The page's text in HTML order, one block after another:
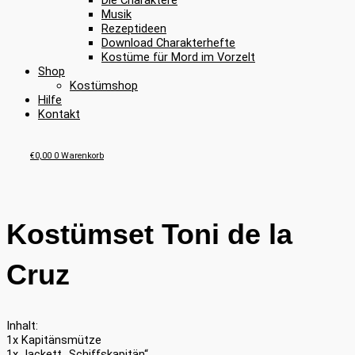
Musik
Rezeptideen
Download Charakterhefte
Kostüme für Mord im Vorzelt
Shop
Kostümshop
Hilfe
Kontakt
€0,00 0 Warenkorb
Kostümset Toni de la
Cruz
Inhalt:
1x Kapitänsmütze